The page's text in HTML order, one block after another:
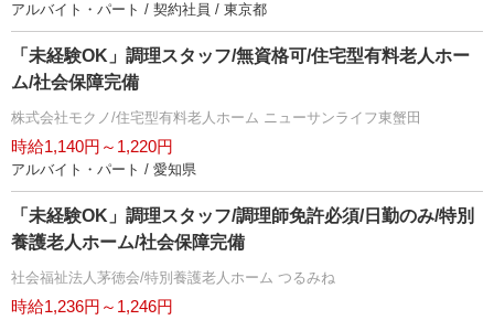
アルバイト・パート / 契約社員 / 東京都
「未経験OK」調理スタッフ/無資格可/住宅型有料老人ホー
ム/社会保障完備
株式会社モクノ/住宅型有料老人ホーム ニューサンライフ東蟹田
時給1,140円～1,220円
アルバイト・パート / 愛知県
「未経験OK」調理スタッフ/調理師免許必須/日勤のみ/特別
養護老人ホーム/社会保障完備
社会福祉法人茅徳会/特別養護老人ホーム つるみね
時給1,236円～1,246円